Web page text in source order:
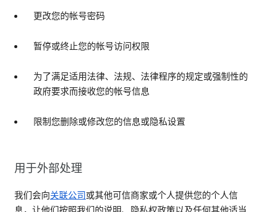
更改您的帐号密码
暂停或终止您的帐号访问权限
为了满足适用法律、法规、法律程序的规定或强制性的
政府要求而接收您的帐号信息
限制您删除或修改您的信息或隐私设置
用于外部处理
我们会向关联公司 或其他可信商家或个人提供您的个人信